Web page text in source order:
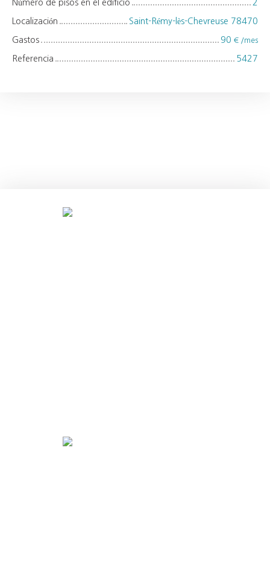
Número de pisos en el edificio 2
Localización Saint-Rémy-lès-Chevreuse 78470
Gastos 90 € /mes
Referencia 5427